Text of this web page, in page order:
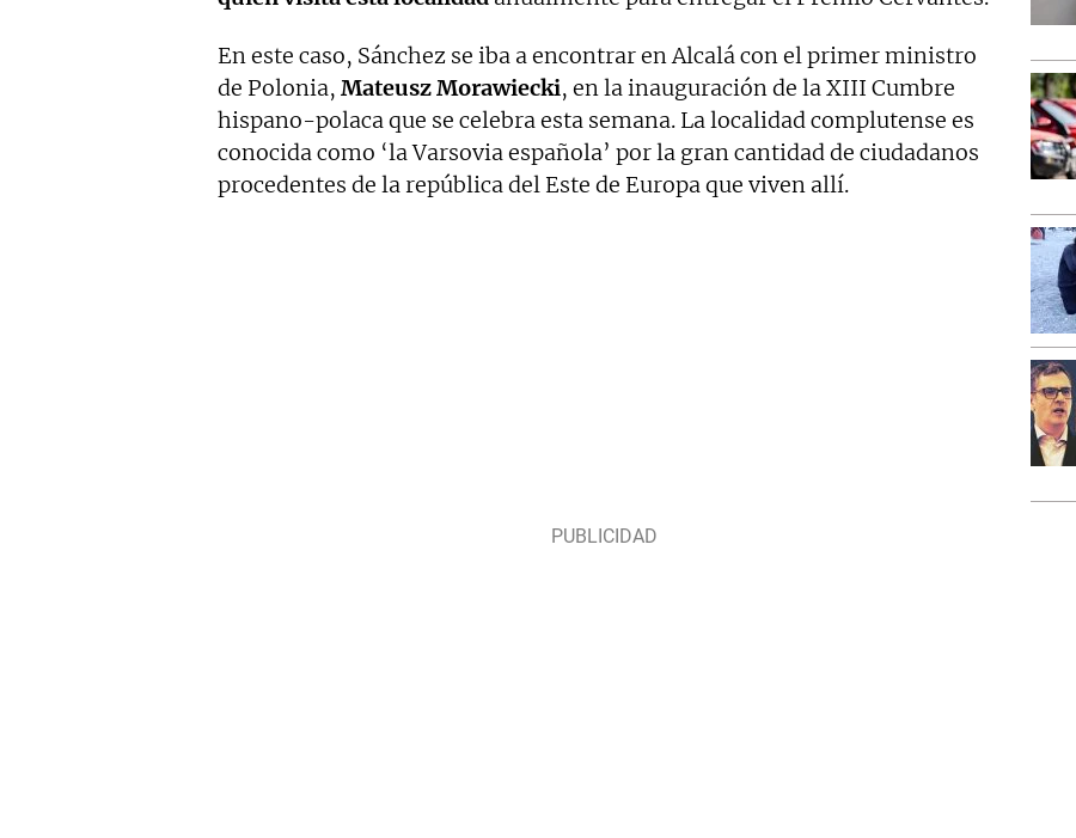
En este caso, Sánchez se iba a encontrar en Alcalá con el primer ministro
de Polonia, Mateusz Morawiecki, en la inauguración de la XIII Cumbre
hispano-polaca que se celebra esta semana. La localidad complutense es
conocida como ‘la Varsovia española’ por la gran cantidad de ciudadanos
procedentes de la república del Este de Europa que viven allí.